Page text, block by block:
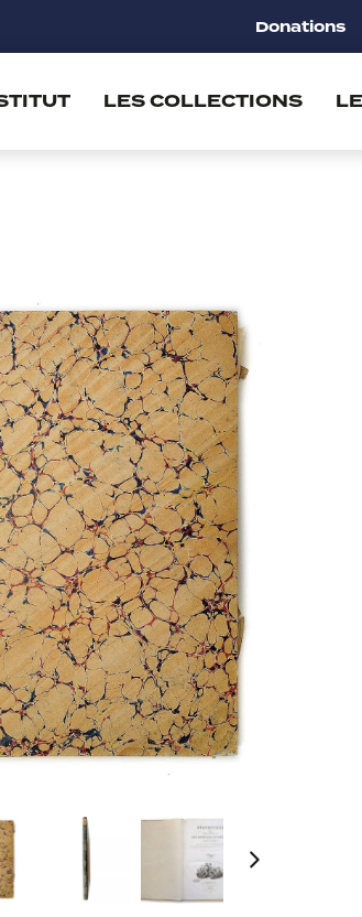
Donations
LES COLLECTIONS